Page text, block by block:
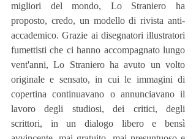
migliori del mondo, Lo Straniero ha
proposto, credo, un modello di rivista anti-
accademico. Grazie ai disegnatori illustratori
fumettisti che ci hanno accompagnato lungo
vent'anni, Lo Straniero ha avuto un volto
originale e sensato, in cui le immagini di
copertina continuavano o annunciavano il
lavoro degli studiosi, dei critici, degli
scrittori, in un dialogo libero e bensì